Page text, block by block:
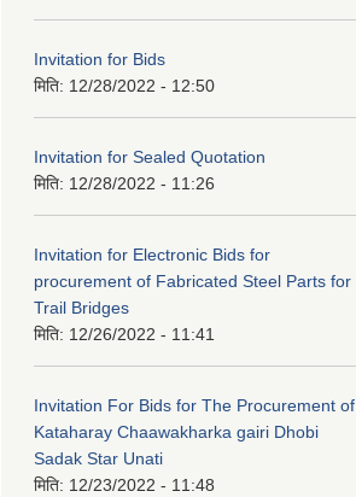
Invitation for Bids
मिति: 12/28/2022 - 12:50
Invitation for Sealed Quotation
मिति: 12/28/2022 - 11:26
Invitation for Electronic Bids for
procurement of Fabricated Steel Parts for
Trail Bridges
मिति: 12/26/2022 - 11:41
Invitation For Bids for The Procurement of
Kataharay Chaawakharka gairi Dhobi
Sadak Star Unati
मिति: 12/23/2022 - 11:48